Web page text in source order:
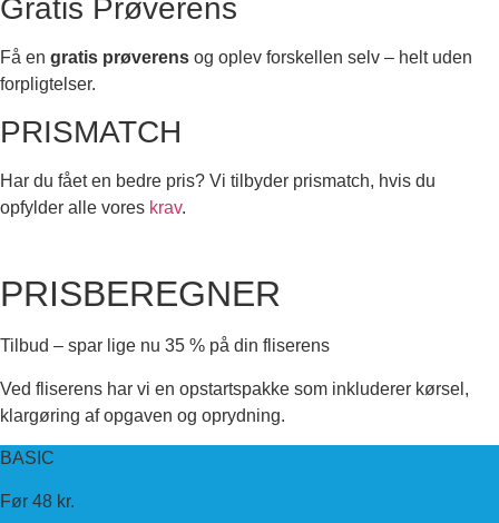
Gratis Prøverens
Få en gratis prøverens og oplev forskellen selv – helt uden
forpligtelser.
PRISMATCH
Har du fået en bedre pris? Vi tilbyder prismatch, hvis du
opfylder alle vores krav.
PRISBEREGNER
Tilbud – spar lige nu 35 % på din fliserens
Ved fliserens har vi en opstartspakke som inkluderer kørsel,
klargøring af opgaven og oprydning.
BASIC
Før 48 kr.